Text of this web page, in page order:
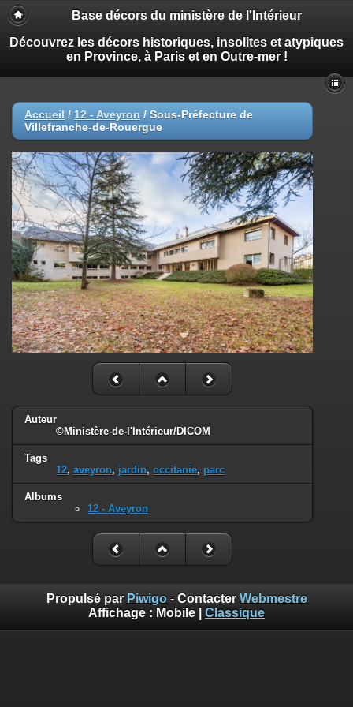
Base décors du ministère de l'Intérieur
Découvrez les décors historiques, insolites et atypiques
en Province, à Paris et en Outre-mer !
Accueil / 12 - Aveyron / Sous-Préfecture de
Villefranche-de-Rouergue
Auteur
©Ministère-de-l'Intérieur/DICOM
Tags
12, aveyron, jardin, occitanie, parc
Albums
12 - Aveyron
Propulsé par Piwigo- Contacter Webmestre
Affichage : Mobile Classique